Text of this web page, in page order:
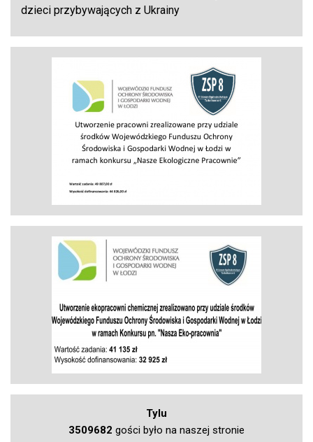
dzieci przybywających z Ukrainy
Tylu
3509682 gości było na naszej stronie